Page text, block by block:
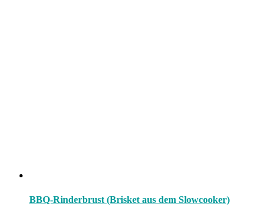
BBQ-Rinderbrust (Brisket aus dem Slowcooker)